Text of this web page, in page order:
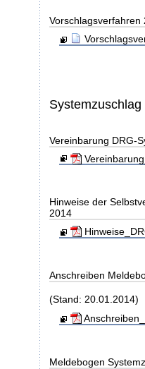
Systemzuschlag
Vereinbarung DRG-
Hinweise der
2014
Anschreiben
(Stand: 20.01.2014)
Meldebogen